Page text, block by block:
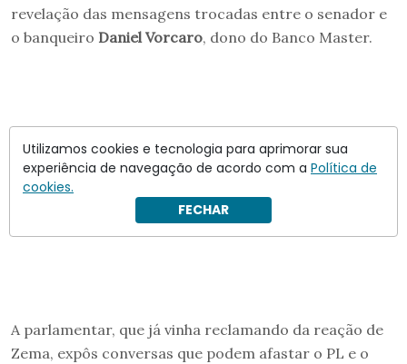
revelação das mensagens trocadas entre o senador e
o banqueiro Daniel Vorcaro, dono do Banco Master.
A parlamentar, que já vinha reclamando da reação de
Zema, expôs conversas que podem afastar o PL e o
Utilizamos cookies e tecnologia para aprimorar sua
experiência de navegação de acordo com a Política de
cookies.
FECHAR